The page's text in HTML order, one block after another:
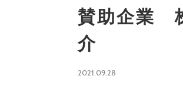
賛助企業
介
2021.09.28